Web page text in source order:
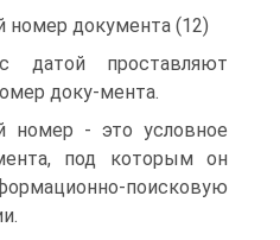
номер документа (12)
датой проставляют
доку-мента.
номер - это условное
под которым он
поисковую